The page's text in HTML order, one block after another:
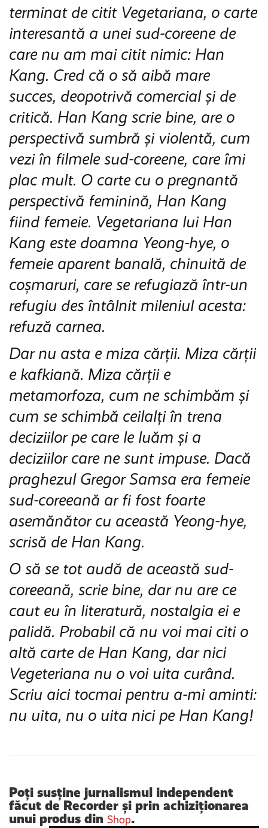
terminat de citit Vegetariana, o carte
interesantă a unei sud-coreene de
care nu am mai citit nimic: Han
Kang. Cred că o să aibă mare
succes, deopotrivă comercial și de
critică. Han Kang scrie bine, are o
perspectivă sumbră și violentă, cum
vezi în filmele sud-coreene, care îmi
plac mult. O carte cu o pregnantă
perspectivă feminină, Han Kang
fiind femeie. Vegetariana lui Han
Kang este doamna Yeong-hye, o
femeie aparent banală, chinuită de
coșmaruri, care se refugiază într-un
refugiu des întâlnit mileniul acesta:
refuză carnea.
Dar nu asta e miza cărții. Miza cărții
e kafkiană. Miza cărții e
metamorfoza, cum ne schimbăm și
cum se schimbă ceilalți în trena
deciziilor pe care le luăm și a
deciziilor care ne sunt impuse. Dacă
praghezul Gregor Samsa era femeie
sud-coreeană ar fi fost foarte
asemănător cu această Yeong-hye,
scrisă de Han Kang.
O să se tot audă de această sud-
coreeană, scrie bine, dar nu are ce
caut eu în literatură, nostalgia ei e
palidă. Probabil că nu voi mai citi o
altă carte de Han Kang, dar nici
Vegeteriana nu o voi uita curând.
Scriu aici tocmai pentru a-mi aminti:
nu uita, nu o uita nici pe Han Kang!
Poți susține jurnalismul independent
făcut de Recorder și prin achiziționarea
unui produs din Shop.